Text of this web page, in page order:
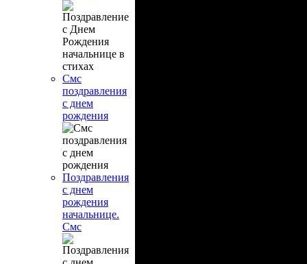
Смс
поздравления
с днем
рождения
Поздравления
с днем
рождения
начальнице.
Смс